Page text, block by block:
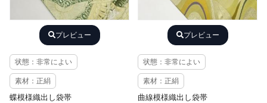
プレビュー
状態：非常によい
素材：正絹
蝶模様織出し袋帯
プレビュー
状態：非常によい
素材：正絹
曲線模様織出し袋帯